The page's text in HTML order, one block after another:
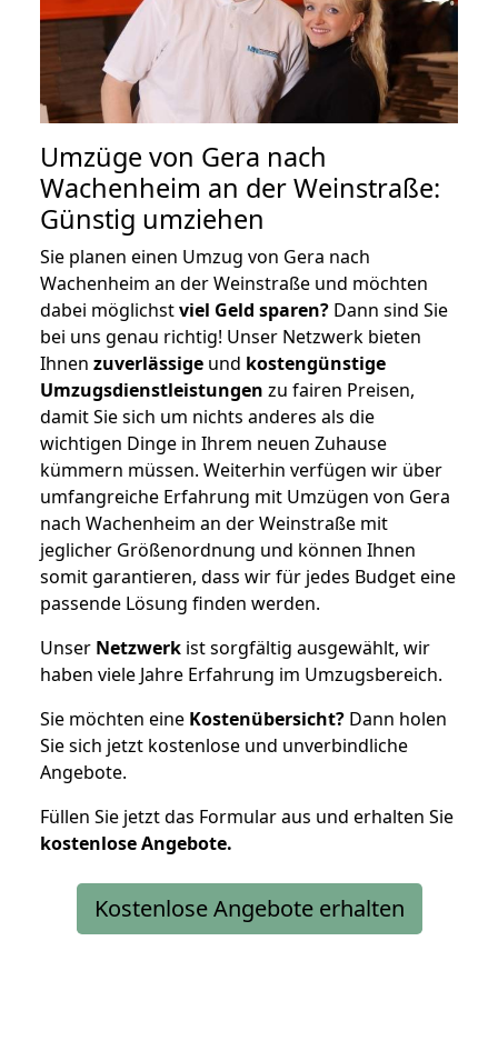
Umzüge von Gera nach
Wachenheim an der Weinstraße:
Günstig umziehen
Sie planen einen Umzug von Gera nach
Wachenheim an der Weinstraße und möchten
dabei möglichstviel Geld sparen? Dann sind Sie
bei uns genau richtig! Unser Netzwerk bieten
Ihnen zuverlässige und kostengünstige
Umzugsdienstleistungen zu fairen Preisen,
damit Sie sich um nichts anderes als die
wichtigen Dinge in Ihrem neuen Zuhause
kümmern müssen. Weiterhin verfügen wir über
umfangreiche Erfahrung mit Umzügen von Gera
nach Wachenheim an der Weinstraße mit
jeglicher Größenordnung und können Ihnen
somit garantieren, dass wir für jedes Budget eine
passende Lösung finden werden.
Unser Netzwerk ist sorgfältig ausgewählt, wir
haben viele Jahre Erfahrung im Umzugsbereich.
Sie möchten eine Kostenübersicht? Dann holen
Sie sich jetzt kostenlose und unverbindliche
Angebote.
Füllen Sie jetzt das Formular aus und erhalten Sie
kostenloseAngebote.
Kostenlose Angebote erhalten